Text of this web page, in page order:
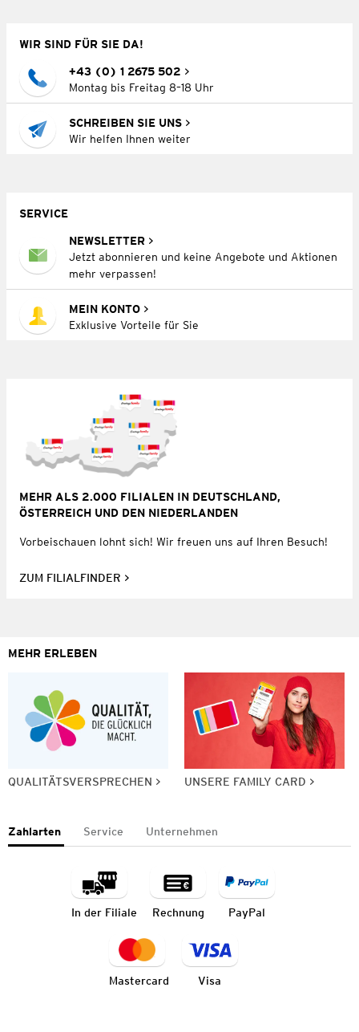
WIR SIND FÜR SIE DA!
+43 (0) 1 2675 502
Montag bis Freitag 8–18 Uhr
SCHREIBEN SIE UNS
Wir helfen Ihnen weiter
SERVICE
NEWSLETTER
Jetzt abonnieren und keine Angebote und Aktionen
mehr verpassen!
MEIN KONTO
Exklusive Vorteile für Sie
MEHR ALS 2.000 FILIALEN IN DEUTSCHLAND,
ÖSTERREICH UND DEN NIEDERLANDEN
Vorbeischauen lohnt sich! Wir freuen uns auf Ihren Besuch!
ZUM FILIALFINDER
MEHR ERLEBEN
QUALITÄTSVERSPRECHEN UNSERE FAMILY CARD
Zahlarten Service Unternehmen
In der Filiale Rechnung PayPal
Mastercard Visa